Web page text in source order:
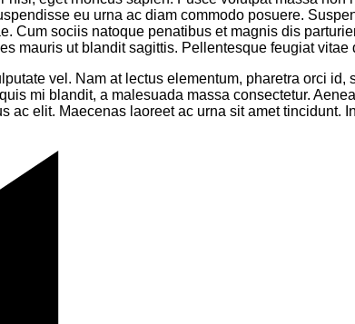
eu urna ac diam commodo posuere.
Cum sociis natoque penatibus et magnis dis
mauris ut blandit sagittis. Pellentesque feugiat
vel. Nam at lectus elementum, pharetra orci
mi blandit, a malesuada massa consectetur.
elit. Maecenas laoreet ac urna sit amet tincidunt.